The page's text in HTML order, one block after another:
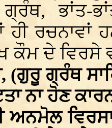
ਭਾਂਤ-
ਰਚਨਾਵਾਂ
ਕੌਮ ਦੇ
(ਗੁਰੂ ਗ੍ਰੰਥ
ਨਾ ਹੋਣ
ਅਨਮੋਲ